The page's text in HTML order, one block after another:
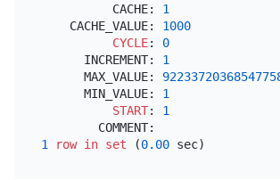
          CACHE:
1
    CACHE_VALUE:
1000
CYCLE: 0
      INCREMENT:
1
      MAX_VALUE:
      MIN_VALUE:
1
START: 1
1
row in set (0.00